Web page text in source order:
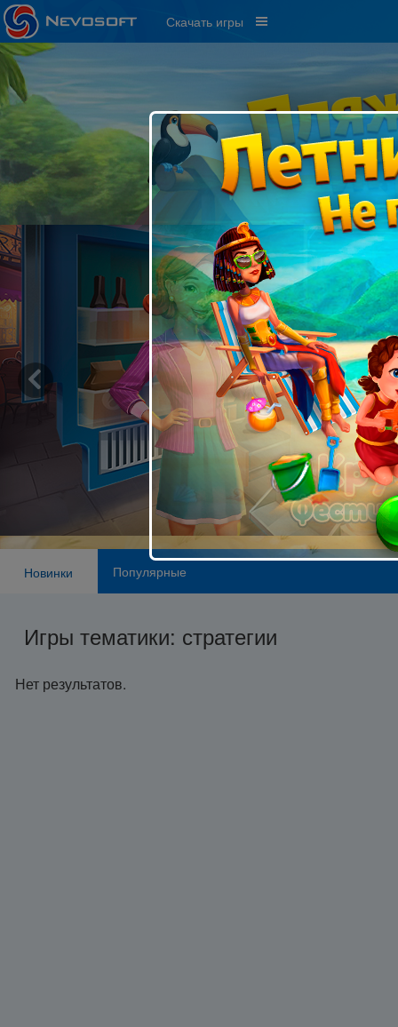
Скачать игры
Новинки Популярные
Игры тематики: стратегии
Нет результатов.